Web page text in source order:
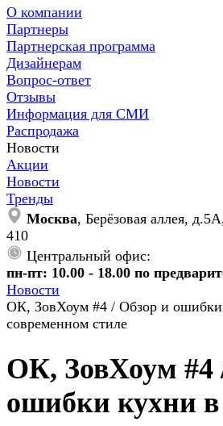
О компании
Партнеры
Партнерская программа
Дизайнерам
Вопрос-ответ
Отзывы
Информация для СМИ
Распродажа
Новости
Акции
Новости
Тренды
Москва, Берёзовая аллея,
410
Центральный офис:
пн-пт: 10.00 - 18.00 по
Новости
ОК, ЗовХоум #4 / Обзор и
современном стиле
ОК, ЗовХоум #4
ошибки кухни в